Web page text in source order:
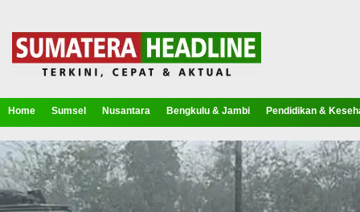
Home Sumsel Nusantara Bengkulu & Jambi Pendidikan &